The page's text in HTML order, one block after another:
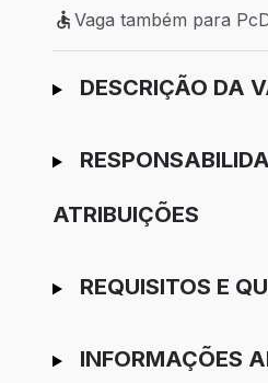
Vaga também para PcD
Vaga também para
Ir para candidatura
DESCRIÇÃO DA
ATRIBUIÇÕES
REQUISITOS E
INFORMAÇÕES